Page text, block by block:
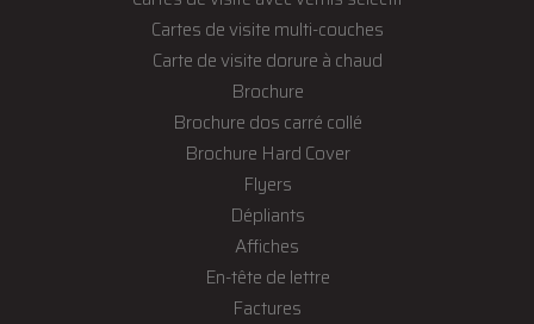
Cartes de visite multi-couches
Carte de visite dorure à chaud
Brochure
Brochure dos carré collé
Brochure Hard Cover
Flyers
Dépliants
Affiches
En-tête de lettre
Factures